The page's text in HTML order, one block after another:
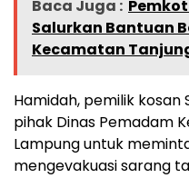
Baca Juga :
Salurkan Bantuan
Kecamatan
Hamidah, pemilik kosan
pihak Dinas Pemadam
Lampung untuk
mengevakuasi sarang